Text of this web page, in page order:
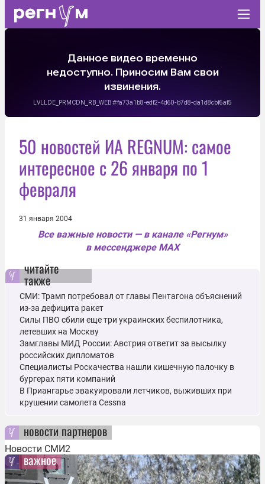
50 новостей ИА REGNUM: самое
интересное с 26 января по 1
февраля
31 января 2004
Все важные новости — в канале «Регнум»
в мессенджере MAX
читайте
также
СМИ: Трамп потребовал от главы Пентагона объяснений
из-за дефицита ракет
Силы ПВО сбили еще три украинских беспилотника,
летевших на Москву
Замглавы МИД России: Австрия ответит за высылку
российских дипломатов
Специалисты Роскачества нашли кишечную палочку в
бургерах пяти компаний
В Приангарье эвакуировали летчиков, выживших при
крушении самолета Cessna
новости партнеров
Новости СМИ2
важное